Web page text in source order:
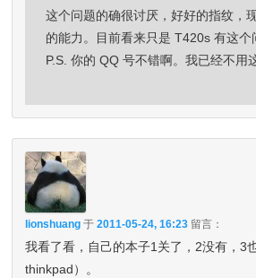
这个问题的确很讨厌，好好的指纹，
的能力。目前看来只是 T420s 有这个
P.S. 你的 QQ 号不错啊。我已经不用
lionshuang 于2011-05-24, 16:23 留言：
我看了看，自己的本子1关了，2没有，3
thinkpad）。